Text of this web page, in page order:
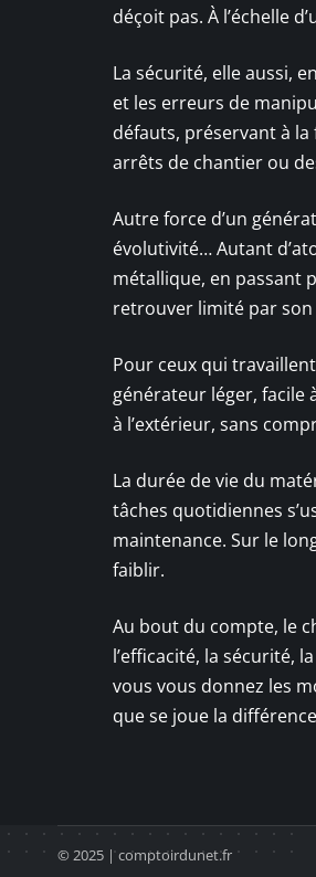
déçoit pas. À l’échelle
La sécurité, elle aussi,
et les erreurs de
défauts, préservant à la
arrêts de chantier ou
Autre force d’un
évolutivité… Autant
métallique, en passant
retrouver limité par
Pour ceux qui
générateur léger, facile
à l’extérieur, sans
La durée de vie du
tâches quotidiennes
maintenance. Sur le
faiblir.
Au bout du compte, le
l’efficacité, la sécurité,
vous vous donnez les
que se joue la
© 2025 | comptoirdunet.fr